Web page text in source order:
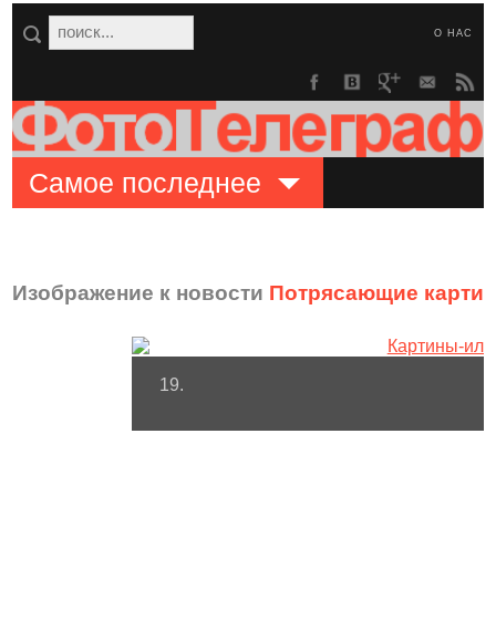
О НАС
Самое последнее
Изображение к новости Потрясающие
19.